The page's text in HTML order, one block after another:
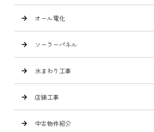
オール電化
ソーラーパネル
水まわり工事
店舗工事
中古物件紹介